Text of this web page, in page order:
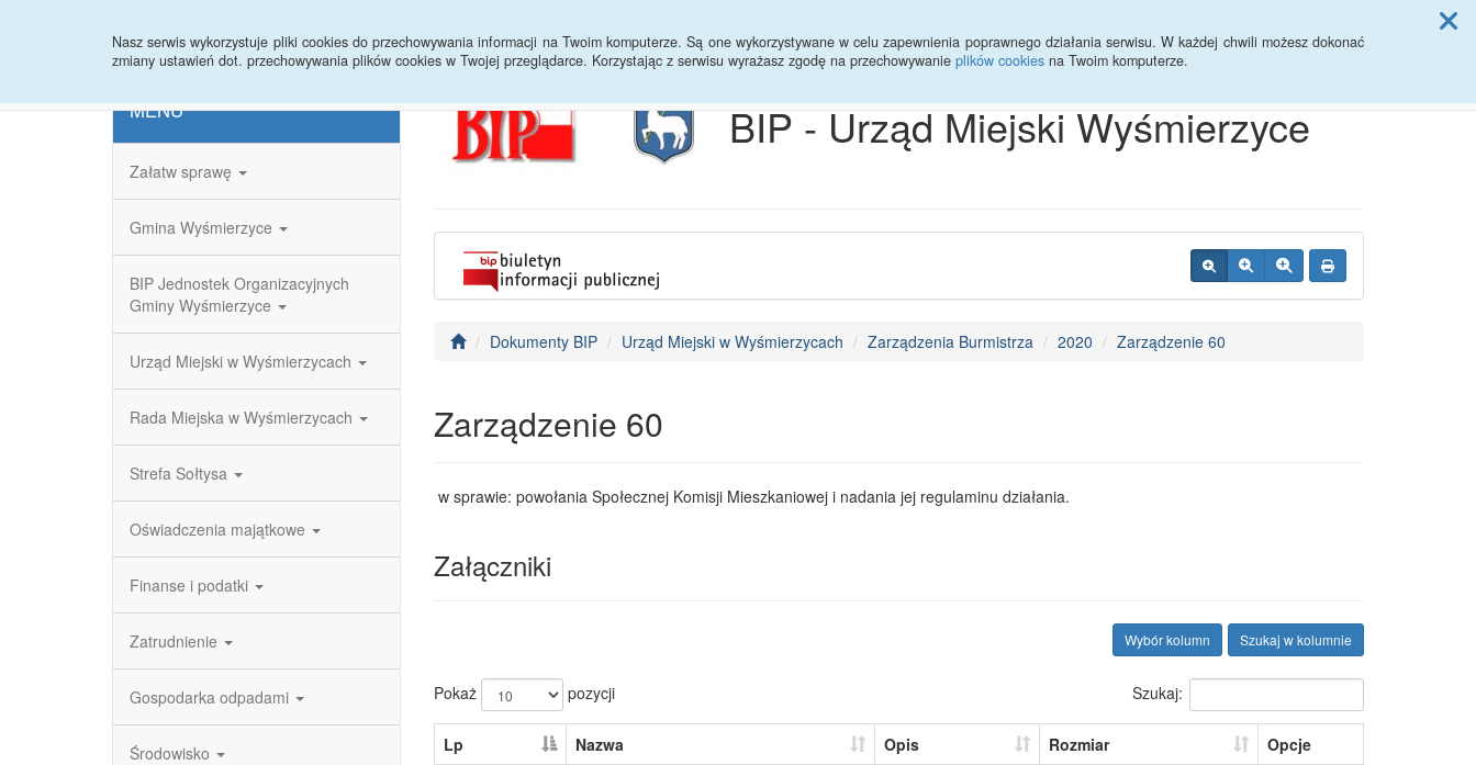
Nasz serwis wykorzystuje pliki cookies do przechowywania informacji na Twoim komputerze. Są one wykorzystywane w celu zapewnienia poprawnego działania serwisu. W każdej chwili możesz dokonać
zmiany ustawień dot. przechowywania plików cookies w Twojej przeglądarce. Korzystając z serwisu wyrażasz zgodę na przechowywanie plików cookies na Twoim komputerze.
Przycisk wyszukaj duży
MENU
Załatw sprawę
Gmina Wyśmierzyce
BIP Jednostek Organizacyjnych
Gminy Wyśmierzyce
Urząd Miejski w Wyśmierzycach
Rada Miejska w Wyśmierzycach
Strefa Sołtysa
Oświadczenia majątkowe
Finanse i podatki
Zatrudnienie
Gospodarka odpadami
Środowisko
BIP - Urząd Miejski Wyśmierzyce
Dokumenty BIP Urząd Miejski w Wyśmierzycach Zarządzenia Burmistrza 2020 Zarządzenie 60
Zarządzenie 60
w sprawie: powołania Społecznej Komisji Mieszkaniowej i nadania jej regulaminu działania.
Załączniki
Szukaj w kolumnie
Wybór kolumn
Pokaż pozycji Szukaj:
Lp Nazwa Opis Rozmiar
Opcje